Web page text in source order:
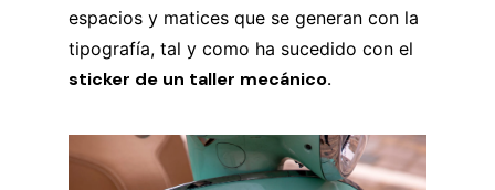
espacios y matices que se generan con la
tipografía, tal y como ha sucedido con el
sticker de un taller mecánico.